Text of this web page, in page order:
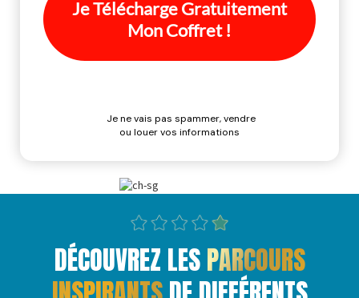
Je ne vais pas spammer, vendre
ou louer vos informations
DÉCOUVREZ LESPARCOURS